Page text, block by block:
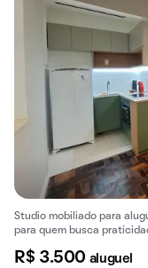
Studio mobiliado para
para quem busca
R$ 3.500 aluguel